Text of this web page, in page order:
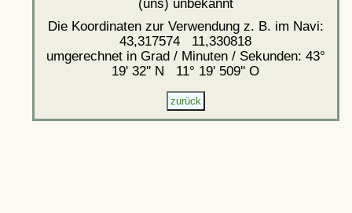
(uns) unbekannt
Die Koordinaten zur Verwendung z. B. im Navi:
43,317574 11,330818
umgerechnet in Grad / Minuten / Sekunden: 43°
19' 32'' N 11° 19' 509'' O